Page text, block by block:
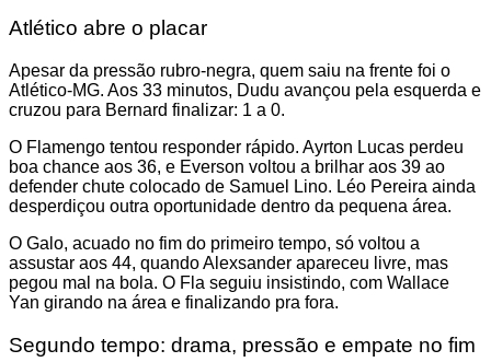
Atlético abre o placar
Apesar da pressão rubro-negra, quem saiu na frente foi o
Atlético-MG. Aos 33 minutos, Dudu avançou pela esquerda e
cruzou para Bernard finalizar: 1 a 0.
O Flamengo tentou responder rápido. Ayrton Lucas perdeu
boa chance aos 36, e Everson voltou a brilhar aos 39 ao
defender chute colocado de Samuel Lino. Léo Pereira ainda
desperdiçou outra oportunidade dentro da pequena área.
O Galo, acuado no fim do primeiro tempo, só voltou a
assustar aos 44, quando Alexsander apareceu livre, mas
pegou mal na bola. O Fla seguiu insistindo, com Wallace
Yan girando na área e finalizando pra fora.
Segundo tempo: drama, pressão e empate no fim